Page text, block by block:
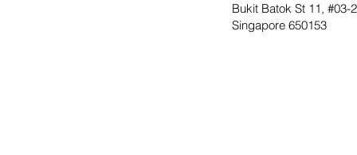
Bukit Batok St 11, #03-
Singapore 650153